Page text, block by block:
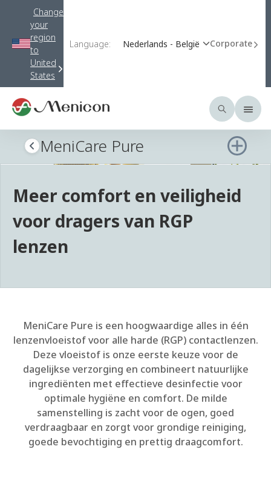
Change
your
region
to
United
States
Language: Nederlands - België Corporate
MeniCare Pure
Meer comfort en veiligheid
voor dragers van RGP
lenzen
MeniCare Pure is een hoogwaardige alles in één
lenzenvloeistof voor alle harde (RGP) contactlenzen.
Deze vloeistof is onze eerste keuze voor de
dagelijkse verzorging en combineert natuurlijke
ingrediënten met effectieve desinfectie voor
optimale hygiëne en comfort. De milde
samenstelling is zacht voor de ogen, goed
verdraagbaar en zorgt voor grondige reiniging,
goede bevochtiging en prettig draagcomfort.